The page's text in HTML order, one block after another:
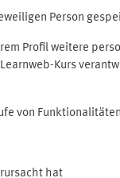
Person
Profil weitere
Kurs
von
hat